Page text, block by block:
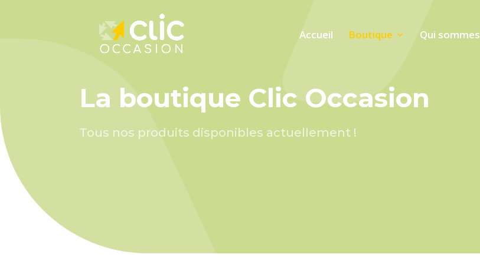
Accueil Boutique Qui
La boutique Clic Occasion
Tous nos produits disponibles actuellement !